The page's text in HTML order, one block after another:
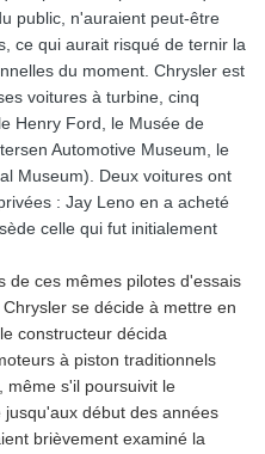
public, n'auraient peut-être
ce qui aurait risqué de ternir la
du moment. Chrysler est
voitures à turbine, cinq
Henry Ford, le Musée de
Automotive Museum, le
Museum). Deux voitures ont
: Jay Leno en a acheté
celle qui fut initialement
de ces mêmes pilotes d'essais
se décide à mettre en
constructeur décida
à piston traditionnels
même s'il poursuivit le
début des années
brièvement examiné la